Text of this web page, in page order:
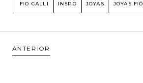
FIO GALLI INSPO JOYAS JOYAS FIÓ
ANTERIOR